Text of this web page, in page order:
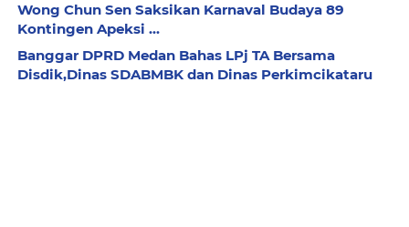
Wong Chun Sen Saksikan Karnaval Budaya 89
Kontingen Apeksi ...
Banggar DPRD Medan Bahas LPj TA Bersama
Disdik,Dinas SDABMBK dan Dinas Perkimcikataru